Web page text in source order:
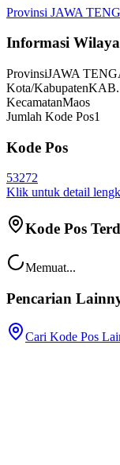
Provinsi JAWA
Informasi
ProvinsiJAWA
Kota/Kabupaten
KecamatanMaos
Jumlah Kode Pos1
Kode Pos
53272
Klik untuk detail
Kode Pos
Memuat...
Pencarian
Cari Kode Pos